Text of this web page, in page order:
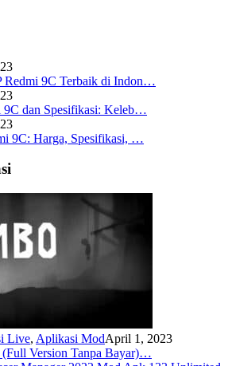
Redmi 9C Terbaik di Indon…
9C dan Spesifikasi: Keleb…
9C: Harga, Spesifikasi, …
Live, Aplikasi ModApril 1, 2023
Version Tanpa Bayar)…